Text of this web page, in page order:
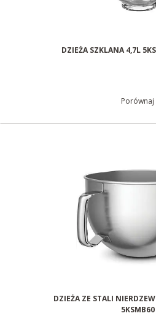
DZIEŻA SZKLANA 4,7L
Porównaj
DZIEŻA ZE STALI
5KSMB60